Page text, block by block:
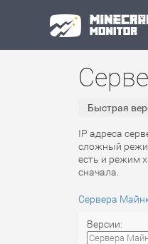
Быстрая
IP адреса
сложный
есть и режим
сначала.
Сервера
Версии:
Сервера